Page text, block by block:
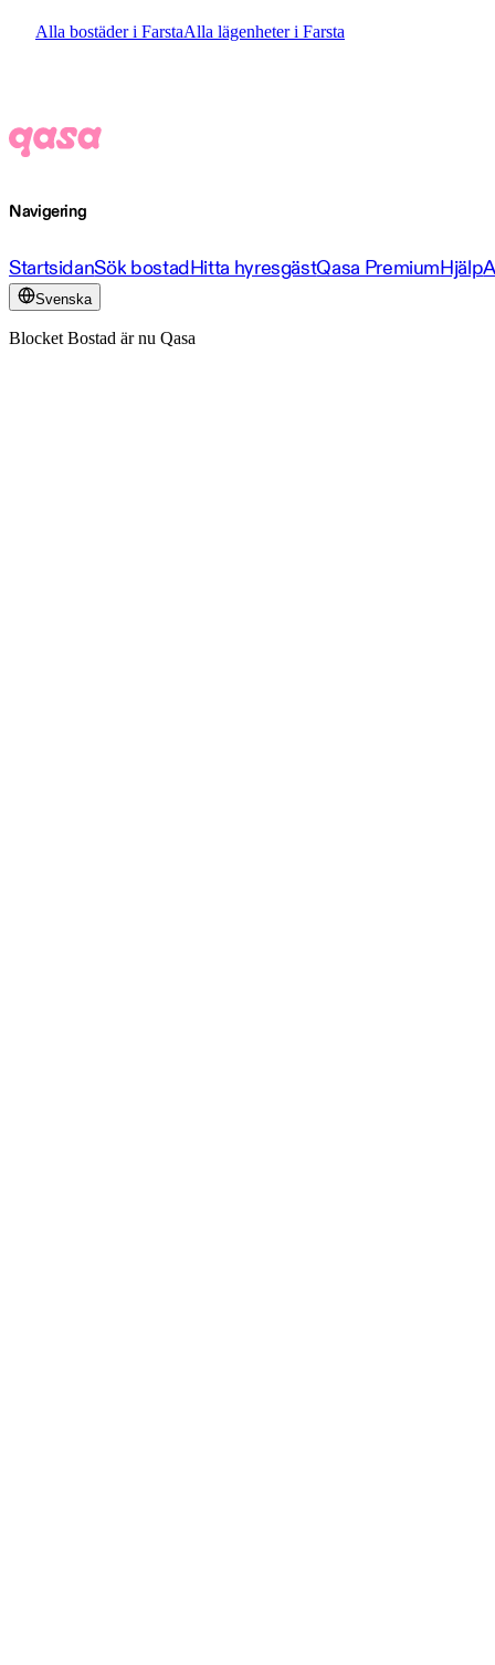
Alla bostäder i FarstaAlla lägenheter i Farsta
Navigering
StartsidanSök bostadHitta hyresgästQasa PremiumHjälp
Svenska
Blocket Bostad är nu Qasa